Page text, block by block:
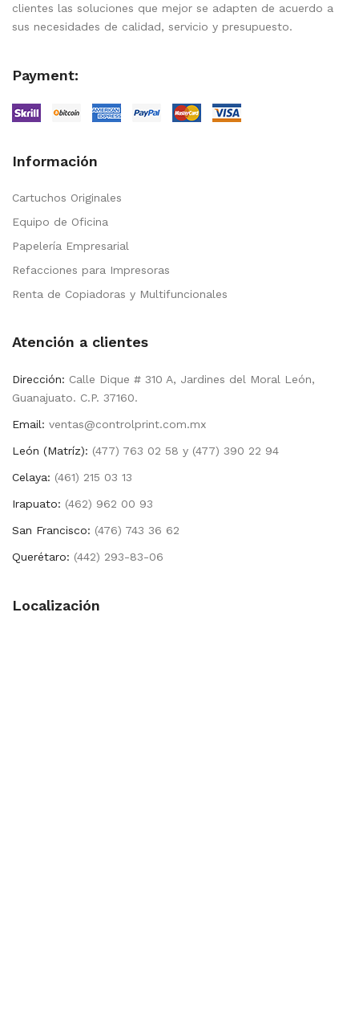
clientes las soluciones que mejor se adapten de acuerdo a
sus necesidades de calidad, servicio y presupuesto.
Payment:
Información
Cartuchos Originales
Equipo de Oficina
Papelería Empresarial
Refacciones para Impresoras
Renta de Copiadoras y Multifuncionales
Atención a clientes
Dirección: Calle Dique # 310 A, Jardines del Moral León,
Guanajuato. C.P. 37160.
Email: ventas@controlprint.com.mx
León (Matríz): (477) 763 02 58 y (477) 390 22 94
Celaya: (461) 215 03 13
Irapuato: (462) 962 00 93
San Francisco: (476) 743 36 62
Querétaro: (442) 293-83-06
Localización